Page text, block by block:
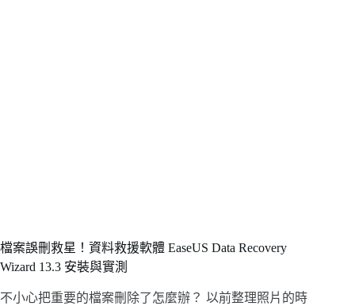
檔案誤刪救星！資料救援軟體 EaseUS Data Recovery
Wizard 13.3 安裝與實測
不小心把重要的檔案刪除了怎麼辦？ 以前整理照片的時